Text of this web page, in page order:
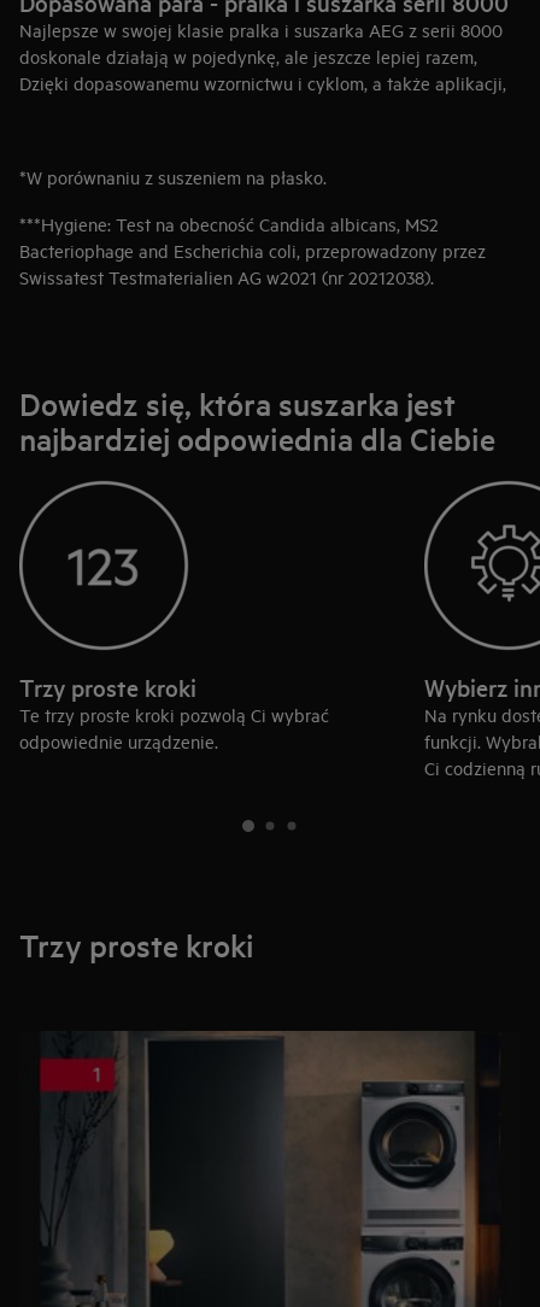
Najlepsze w swojej klasie pralka i suszarka AEG z serii 8000
doskonale działają w pojedynkę, ale jeszcze lepiej razem,
Dzięki dopasowanemu wzornictwu i cyklom, a także aplikacji,
Kup suszarkę serii 800
*W porównaniu z suszeniem na płasko.
***Hygiene: Test na obecność Candida albicans, MS2
Bacteriophage and Escherichia coli, przeprowadzony przez
Swissatest Testmaterialien AG w2021 (nr 20212038).
Dowiedz się, która suszarka jest
najbardziej odpowiednia dla Ciebie
Trzy proste kroki
Te trzy proste kroki pozwolą Ci wybrać
odpowiednie urządzenie.
Wybierz
Na rynku
funkcji.
Ci codzienną
Trzy proste kroki